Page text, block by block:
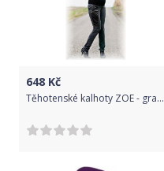
648 Kč
Těhotenské kalhoty ZOE - grafit/šedé, Velikosti těh. moda S (36)